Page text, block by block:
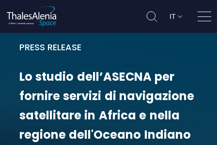
IT
PRESS RELEASE
Lo studio dell’ASECNA per
Lo studio dell’ASECNA per
fornireservizi di navigazione
satellitare in Africa e nella
regione dell'Oceano Indiano